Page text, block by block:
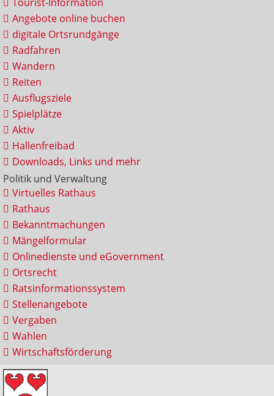
Angebote online buchen
digitale Ortsrundgänge
Radfahren
Wandern
Reiten
Ausflugsziele
Spielplätze
Aktiv
Hallenfreibad
Downloads, Links und mehr
Politik und Verwaltung
Virtuelles Rathaus
Rathaus
Bekanntmachungen
Mängelformular
Onlinedienste und eGovernment
Ortsrecht
Ratsinformationssystem
Stellenangebote
Vergaben
Wahlen
Wirtschaftsförderung